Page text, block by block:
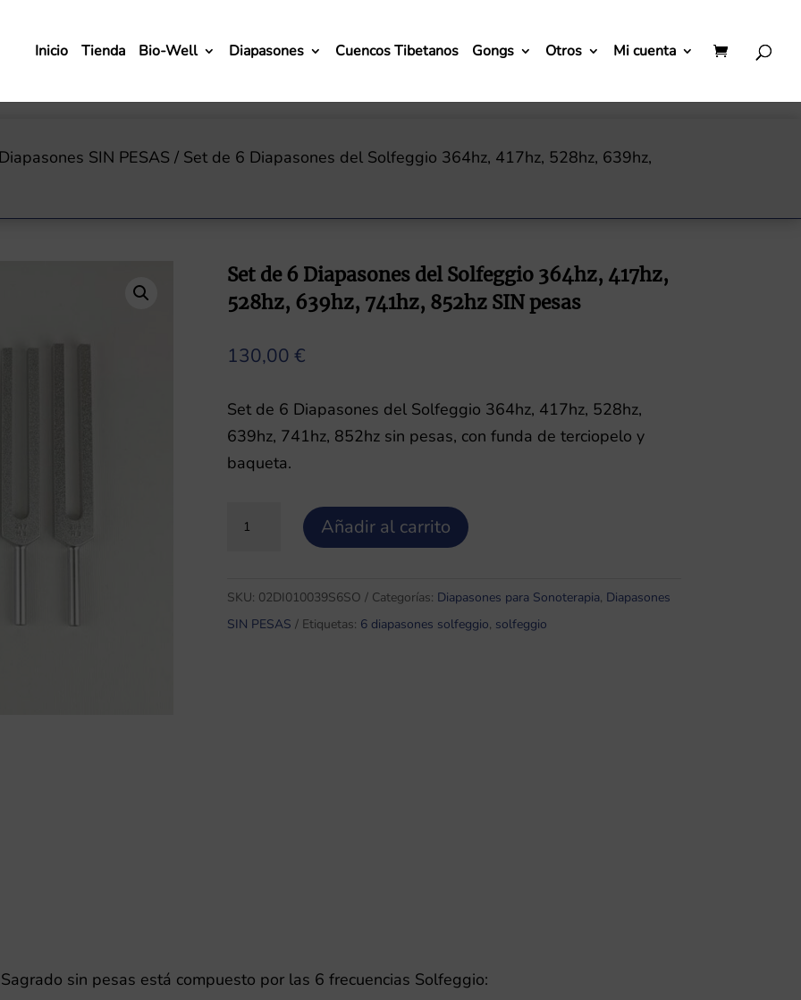
Inicio Tienda Bio-Well Diapasones Cuencos Tibetanos Gongs Otros Mi cuenta
Diapasones SIN PESAS / Set de 6 Diapasones del Solfeggio 364hz, 417hz, 528hz, 639hz,
Set de 6 Diapasones del Solfeggio 364hz, 417hz,
528hz, 639hz, 741hz, 852hz SIN pesas
130,00 €
Set de 6 Diapasones del Solfeggio 364hz, 417hz, 528hz,
639hz, 741hz, 852hz sin pesas, con funda de terciopelo y
baqueta.
Diapasones
del
Añadir al carrito
SKU: 02DI010039S6SO Categorías: Diapasones para Sonoterapia, Diapasones
SIN PESAS
Etiquetas: 6 diapasones solfeggio, solfeggio
sin pesas está compuesto por las 6 frecuencias Solfeggio: